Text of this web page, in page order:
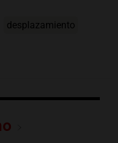
desplazamiento